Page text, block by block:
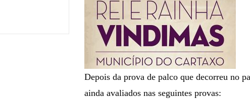
Depois da prova de palco que decorreu no
ainda avaliados nas seguintes provas: